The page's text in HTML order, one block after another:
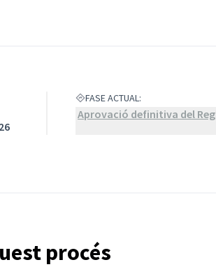
FASE ACTUAL:
Aprovació definitiva del
procés